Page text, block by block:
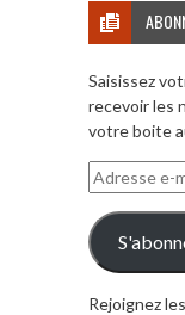
Saisissez
recevoir les
votre boite
Adresse
e-
mail
Rejoignez